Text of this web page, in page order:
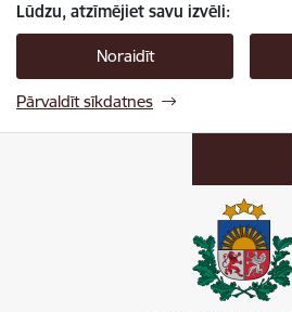
Lūdzu, atzīmējiet savu izvēli:
Noraidīt
Pārvaldīt sīkdatnes